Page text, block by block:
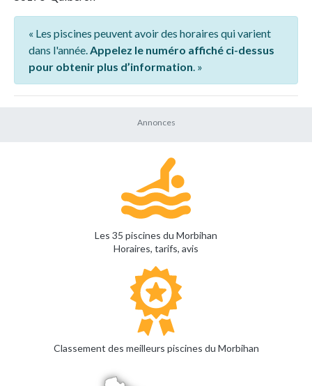
« Les piscines peuvent avoir des horaires qui varient
dans l'année.Appelez le numéro affiché ci-dessus
pour obtenir plus d’information. »
Les 35 piscines du Morbihan
Horaires, tarifs, avis
Classement des meilleurs piscines du Morbihan